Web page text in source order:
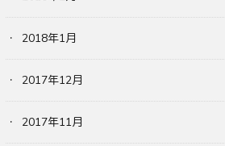
2018年1月
2017年12月
2017年11月